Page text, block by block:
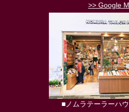
>> Google
■ノムラテーラーハウ